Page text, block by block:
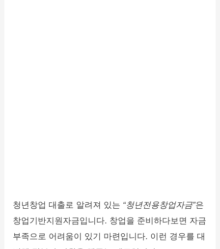
청년창업 대출로 알려져 있는 “청년전용창업자금”은
창업기반지원자금입니다. 창업을 준비하다보면 자금
부족으로 어려움이 있기 마련입니다. 이런 경우를 대